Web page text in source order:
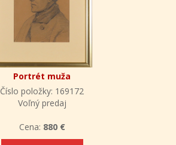
Portrét muža
Číslo položky: 169172
Voľný predaj
Cena: 880 €